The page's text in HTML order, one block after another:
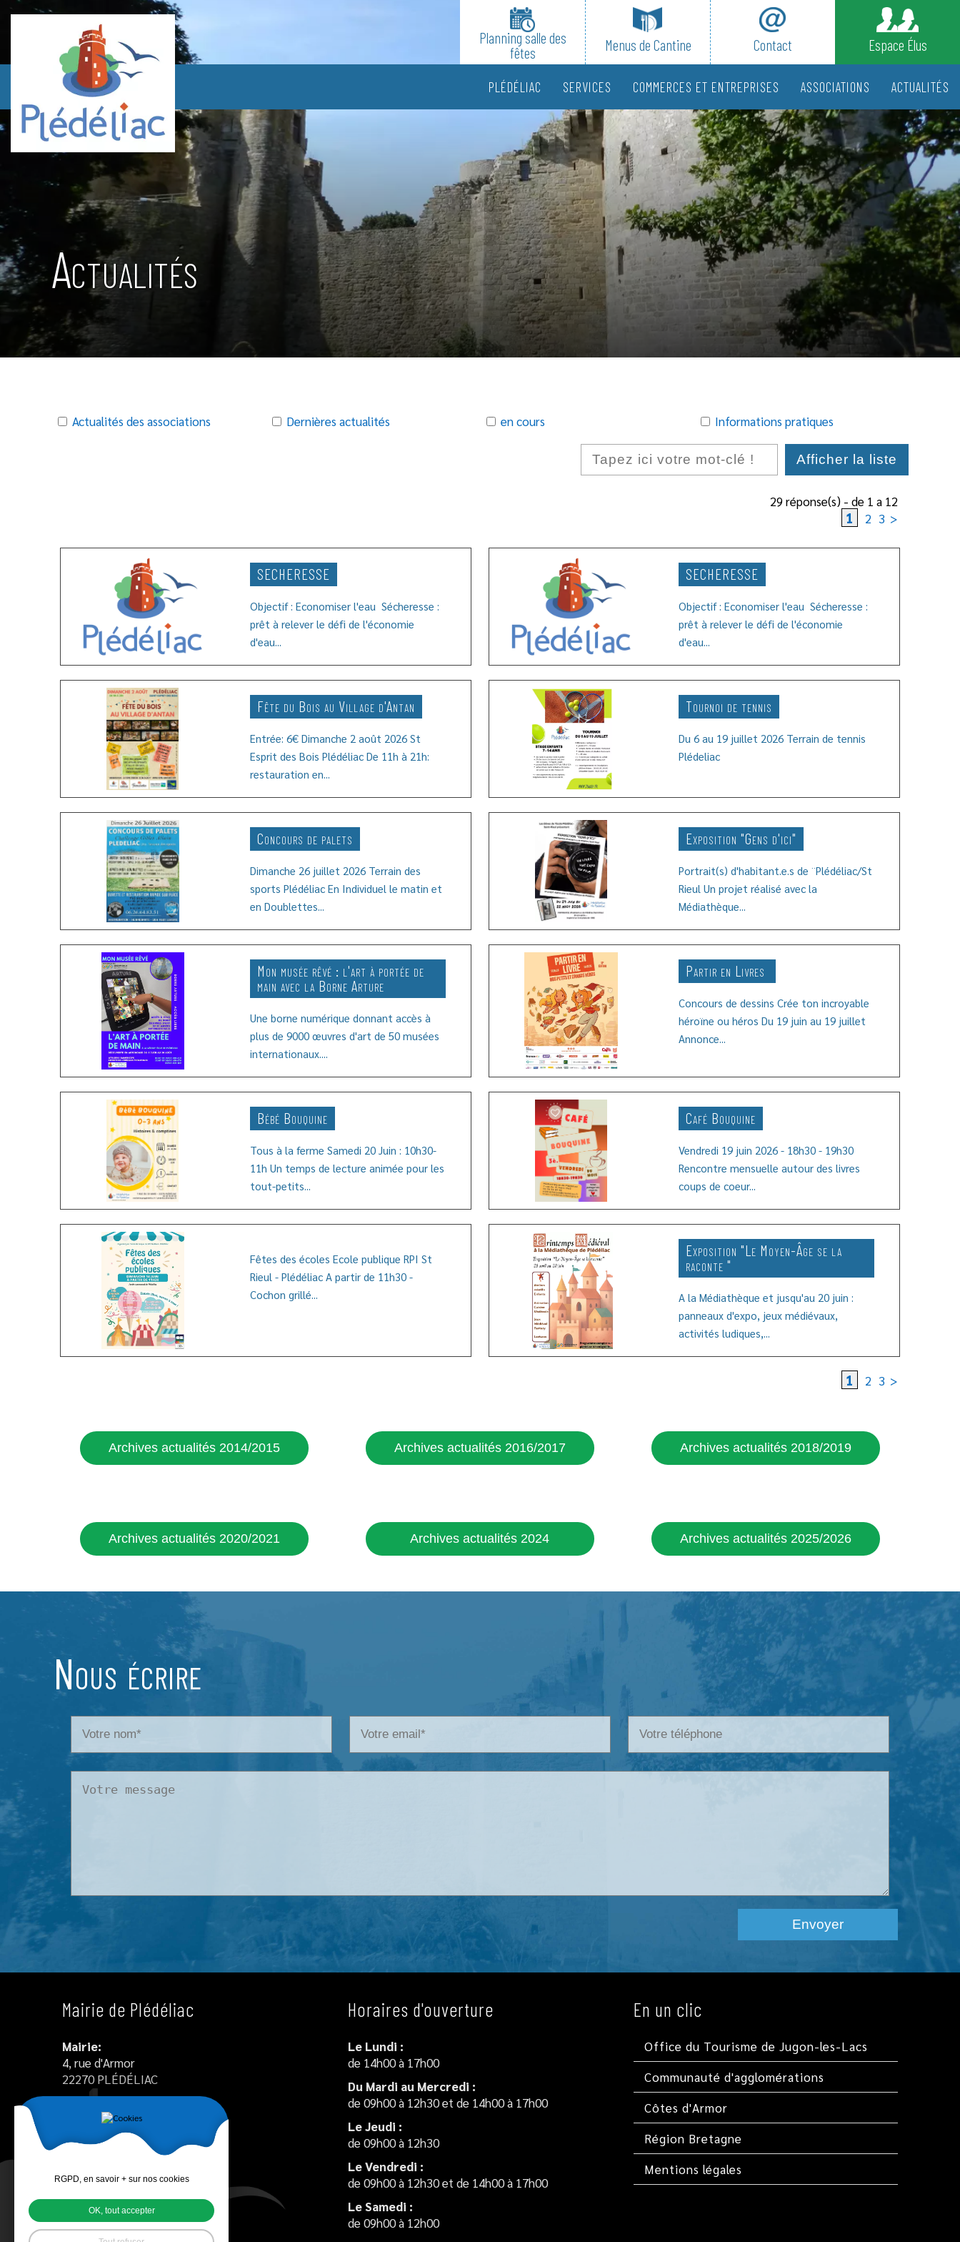
Planning salle des
fêtes
Menus de Cantine Contact Espace Élus
PLÉDÉLIAC SERVICES COMMERCES ET ENTREPRISES ASSOCIATIONS ACTUALITÉS
Actualités
Actualités des associations Dernières actualités en cours Informations pratiques
29réponse(s) - de 1 a 12
1 2 3 >
SECHERESSE
Objectif : Economiser l'eau Sécheresse :
prêt à relever le défi de l'économie
d'eau...
Lire l'article
SECHERESSE
Objectif : Economiser l'eau Sécheresse :
prêt à relever le défi de l'économie
d'eau...
Fête du Bois au Village d'Antan
Entrée: 6€ Dimanche 2 août 2026 St
Esprit des Bois Plédéliac De 11h à 21h:
restauration en...
Lire l'article
Tournoi de tennis
Du 6 au 19 juillet 2026 Terrain de tennis
Plédeliac
Concours de palets
Dimanche 26 juillet 2026 Terrain des
sports Plédéliac En Individuel le matin et
en Doublettes...
Lire l'article
Exposition "Gens d'ici"
Portrait(s) d'habitant.e.s de ¨Plédéliac/St
Rieul Un projet réalisé avec la
Médiathèque...
Mon musée rêvé : l'art à portée de
main avec la Borne Arture
Une borne numérique donnant accès à
plus de 9000 œuvres d'art de 50 musées
internationaux....
Lire l'article
Partir en Livres
Concours de dessins Crée ton incroyable
héroïne ou héros Du 19 juin au 19 juillet
Annonce...
Bébé Bouquine
Tous à la ferme Samedi 20 Juin : 10h30-
11h Un temps de lecture animée pour les
tout-petits...
Lire l'article
Café Bouquine
Vendredi 19 juin 2026 - 18h30 - 19h30
Rencontre mensuelle autour des livres
coups de coeur...
Fêtes des écoles Ecole publique RPI St
Rieul - Plédéliac A partir de 11h30 -
Cochon grillé...
Lire l'article
Exposition "Le Moyen-Âge se la
raconte "
A la Médiathèque et jusqu'au 20 juin :
panneaux d'expo, jeux médiévaux,
activités ludiques,...
1 2 3 >
Archives actualités 2014/2015 Archives actualités 2016/2017 Archives actualités 2018/2019
Archives actualités 2020/2021 Archives actualités 2024 Archives actualités 2025/2026
Nous écrire
Mairie de Plédéliac
Mairie:
4, rue d'Armor
22270 PLÉDÉLIAC
Agence postale communale :
02.96.34.12.55
vosactualites@pledeliac.fr
Horaires d'ouverture
Le Lundi :
de 14h00 à 17h00
Du Mardi au Mercredi :
de 09h00 à 12h30 et de 14h00 à 17h00
Le Jeudi :
de 09h00 à 12h30
Le Vendredi :
de 09h00 à 12h30 et de 14h00 à 17h00
Le Samedi :
de 09h00 à 12h00
En un clic
Office du Tourisme de Jugon-les-Lacs
Communauté d'agglomérations
Côtes d'Armor
Région Bretagne
Mentions légales
RGPD, en savoir + sur nos cookies
OK, tout accepter